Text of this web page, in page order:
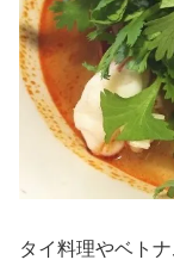
タイ料理やベト